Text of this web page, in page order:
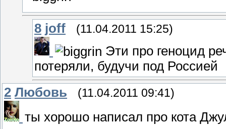
8 joff (11.04.2011 15:25)
Эти про геноцид
потеряли, будучи под Россией
2 Любовь (11.04.2011 09:41)
ты хорошо написал про кота